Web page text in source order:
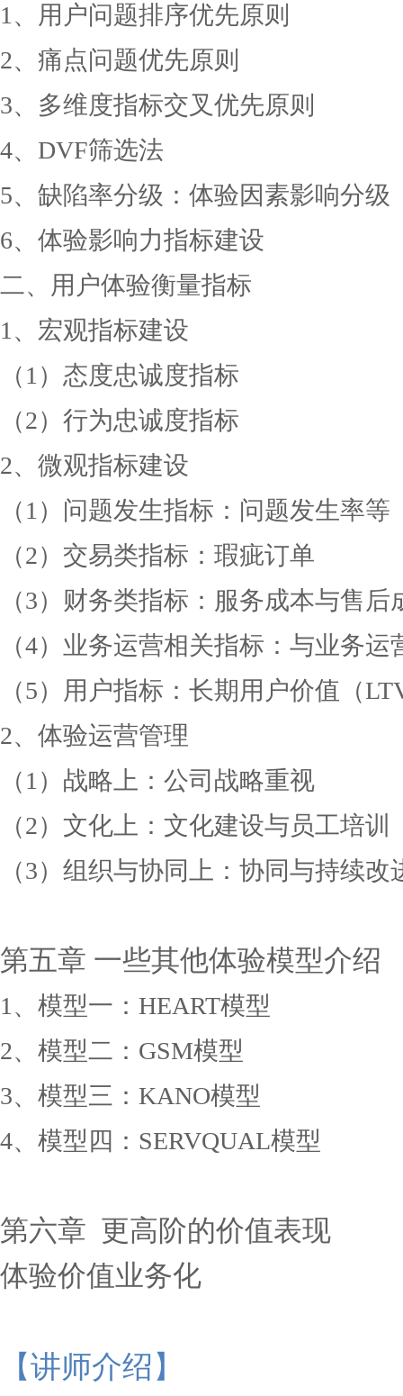
1、用户问题排序优先原则
2、痛点问题优先原则
3、多维度指标交叉优先原则
4、DVF筛选法
5、缺陷率分级：体验因素影响分级
6、体验影响力指标建设
二、用户体验衡量指标
1、宏观指标建设
（1）态度忠诚度指标
（2）行为忠诚度指标
2、微观指标建设
（1）问题发生指标：问题发生率等
（2）交易类指标：瑕疵订单
（3）财务类指标：服务成本与售后
（4）业务运营相关指标：与业务运
（5）用户指标：长期用户价值（
2、体验运营管理
（1）战略上：公司战略重视
（2）文化上：文化建设与员工培训
（3）组织与协同上：协同与持续改
第五章 一些其他体验模型介绍
1、模型一：HEART模型
2、模型二：GSM模型
3、模型三：KANO模型
4、模型四：SERVQUAL模型
第六章 更高阶的价值表现
体验价值业务化
【讲师介绍 】